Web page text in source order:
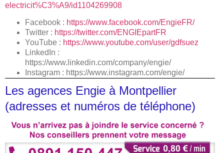
electricit%C3%A9/id1104269908
Facebook : https://www.facebook.com/EngieFR/
Twitter : https://twitter.com/ENGIEpartFR
YouTube : https://www.youtube.com/user/gdfsuez
LinkedIn :
https://www.linkedin.com/company/engie/
Instagram : https://www.instagram.com/engie/
Les agences Engie à Montpellier
(adresses et numéros de téléphone)